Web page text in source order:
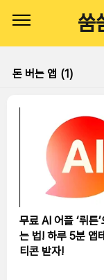
쑴
돈 버는 앱 (1)
무료 AI 어플 ‘뤼튼
는 법! 하루 5분 앱
티콘 받자!